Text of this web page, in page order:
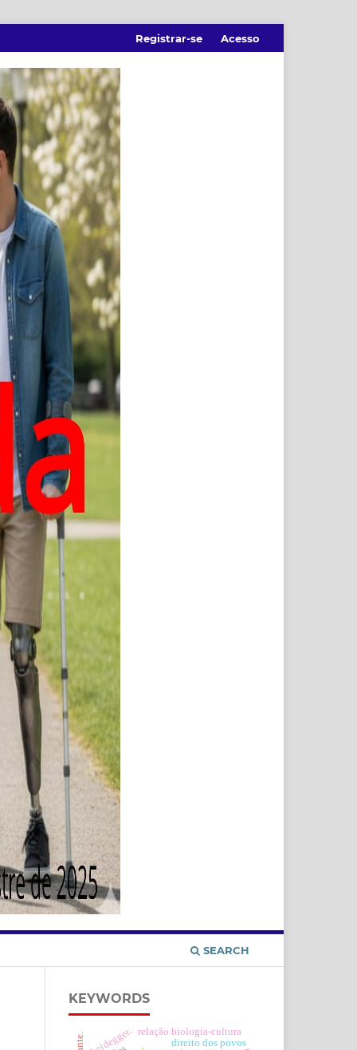
SEARCH
Registrar-se Acesso
KEYWORDS
direito dos povos
heidegger. relação biologia-cultura